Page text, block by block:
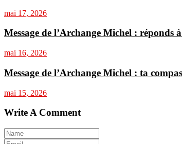
mai 17, 2026
Message de l’Archange Michel : réponds
mai 16, 2026
Message de l’Archange Michel : ta
mai 15, 2026
Write A Comment